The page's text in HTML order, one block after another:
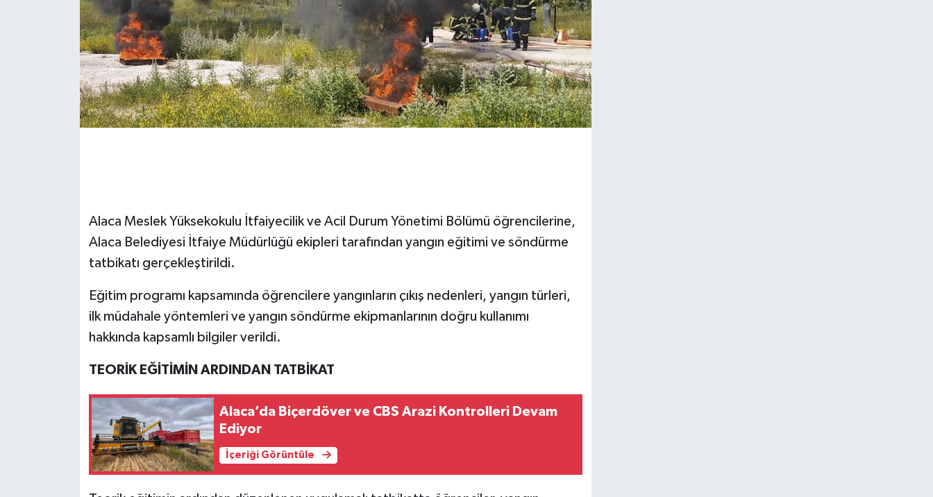
Alaca Meslek Yüksekokulu İtfaiyecilik ve Acil Durum Yönetimi Bölümü öğrencilerine,
Alaca Belediyesi İtfaiye Müdürlüğü ekipleri tarafından yangın eğitimi ve söndürme
tatbikatı gerçekleştirildi.
Eğitim programı kapsamında öğrencilere yangınların çıkış nedenleri, yangın türleri,
ilk müdahale yöntemleri ve yangın söndürme ekipmanlarının doğru kullanımı
hakkında kapsamlı bilgiler verildi.
TEORİK EĞİTİMİN ARDINDAN TATBİKAT
Alaca’da Biçerdöver ve CBS Arazi Kontrolleri Devam
Ediyor
İçeriği Görüntüle